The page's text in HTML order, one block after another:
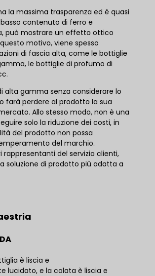
la massima trasparenza ed è quasi
contenuto di ferro e
può mostrare un effetto ottico
motivo, viene spesso
di fascia alta, come le bottiglie
le bottiglie di profumo di
alta gamma senza considerare lo
farà perdere al prodotto la sua
Allo stesso modo, non è una
solo la riduzione dei costi, in
del prodotto non possa
del marchio.
del servizio clienti,
soluzione di prodotto più adatta a
è liscia e
lucidato, e la colata è liscia e